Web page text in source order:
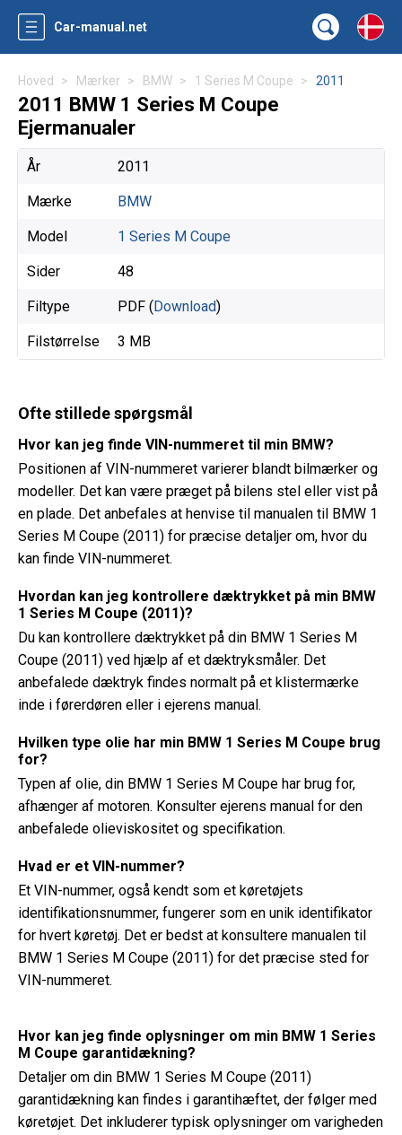
Car-manual.net
Hoved Mærker BMW 1 Series M Coupe 2011
2011 BMW 1 Series M Coupe
Ejermanualer
År 2011
Mærke BMW
Model 1 Series M Coupe
Sider 48
Filtype PDF (Download)
Filstørrelse 3 MB
Ofte stillede spørgsmål
Hvor kan jeg finde VIN-nummeret til min BMW?
Positionen af ​​VIN-nummeret varierer blandt bilmærker og
modeller. Det kan være præget på bilens stel eller vist på
en plade. Det anbefales at henvise til manualen til BMW 1
Series M Coupe (2011) for præcise detaljer om, hvor du
kan finde VIN-nummeret.
Hvordan kan jeg kontrollere dæktrykket på min BMW
1 Series M Coupe (2011)?
Du kan kontrollere dæktrykket på din BMW 1 Series M
Coupe (2011) ved hjælp af et dæktryksmåler. Det
anbefalede dæktryk findes normalt på et klistermærke
inde i førerdøren eller i ejerens manual.
Hvilken type olie har min BMW 1 Series M Coupe brug
for?
Typen af ​​olie, din BMW 1 Series M Coupe har brug for,
afhænger af motoren. Konsulter ejerens manual for den
anbefalede olieviskositet og specifikation.
Hvad er et VIN-nummer?
Et VIN-nummer, også kendt som et køretøjets
identifikationsnummer, fungerer som en unik identifikator
for hvert køretøj. Det er bedst at konsultere manualen til
BMW 1 Series M Coupe (2011) for det præcise sted for
VIN-nummeret.
Hvor kan jeg finde oplysninger om min BMW 1 Series
M Coupe garantidækning?
Detaljer om din BMW 1 Series M Coupe (2011)
garantidækning kan findes i garantihæftet, der følger med
køretøjet. Det inkluderer typisk oplysninger om varigheden